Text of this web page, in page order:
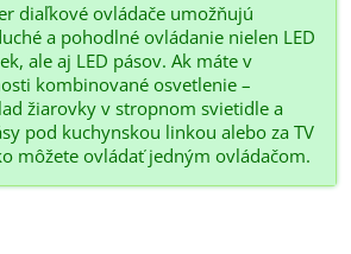
diaľkové ovládače umožňujú
a pohodlné ovládanie nielen LED
ale aj LED pásov. Ak máte v
kombinované osvetlenie –
žiarovky v stropnom svietidle a
pod kuchynskou linkou alebo za TV
môžete ovládať jedným ovládačom.